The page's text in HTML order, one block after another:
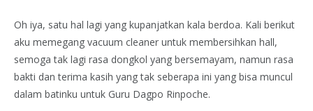
Oh iya, satu hal lagi yang kupanjatkan kala berdoa. Kali berikut
aku memegang vacuum cleaner untuk membersihkan hall,
semoga tak lagi rasa dongkol yang bersemayam, namun rasa
bakti dan terima kasih yang tak seberapa ini yang bisa muncul
dalam batinku untuk Guru Dagpo Rinpoche.